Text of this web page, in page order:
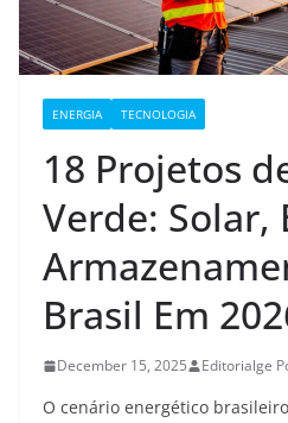
ENERGIA TECNOLOGIA
18 Projetos
Verde: Solar,
Brasil Em
December 15, 2025 Editorialge
O cenário energético